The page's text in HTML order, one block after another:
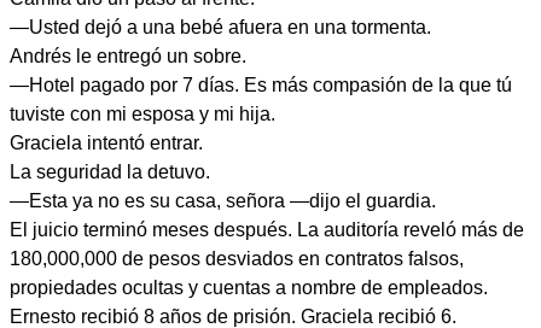
—Usted dejó a una bebé afuera en una tormenta.
Andrés le entregó un sobre.
—Hotel pagado por 7 días. Es más compasión de la que tú
tuviste con mi esposa y mi hija.
Graciela intentó entrar.
La seguridad la detuvo.
—Esta ya no es su casa, señora —dijo el guardia.
El juicio terminó meses después. La auditoría reveló más de
180,000,000 de pesos desviados en contratos falsos,
propiedades ocultas y cuentas a nombre de empleados.
Ernesto recibió 8 años de prisión. Graciela recibió 6.